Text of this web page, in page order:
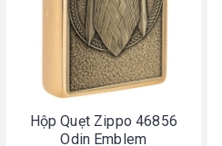
Hộp Quẹt Zippo 46856
Odin Emblem